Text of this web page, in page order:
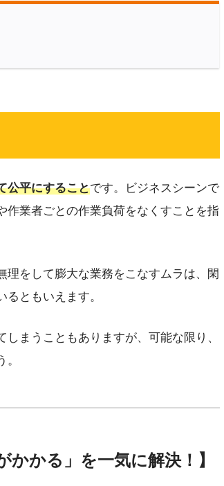
公平にすることです。ビジネスシーンで
業者ごとの作業負荷をなくすことを指
をして膨大な業務をこなすムラは、閑
ともいえます。
まうこともありますが、可能な限り、
かかる」を一気に解決！】